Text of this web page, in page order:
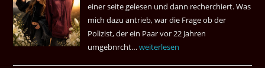
einer seite gelesen und dann recherchiert. Was
mich dazu antrieb, war die Frage ob der
Polizist, der ein Paar vor 22 Jahren
umgebnrcht…Nach
weiterlesen